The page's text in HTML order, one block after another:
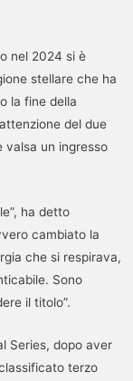
nel 2024 si è
stellare che ha
la fine della
del due
valsa un ingresso
ha detto
cambiato la
che si respirava,
Sono
il titolo”.
Series, dopo aver
terzo